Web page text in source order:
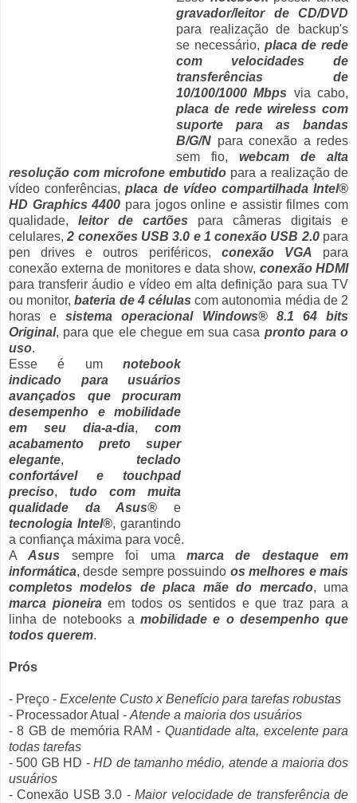
gravador/leitor de CD/DVD
para realização de backup's
se necessário, placa de rede
com velocidades de
transferências de
10/100/1000 Mbps via cabo,
placa de rede wireless com
suporte para as bandas
B/G/N para conexão a redes
sem fio, webcam de alta
resolução com microfone embutido para a realização de
vídeo conferências,placa de vídeo compartilhada Intel®
HD Graphics 4400 para jogos online e assistir filmes com
qualidade, leitor de cartões para câmeras digitais e
celulares,2 conexões USB 3.0 e 1 conexão USB 2.0para
pen drives e outros periféricos, conexão VGA para
conexão externa de monitores e data show, conexão HDMI
para transferir áudio e vídeo em alta definição para sua TV
ou monitor,bateria de 4 células com autonomia média de 2
horas esistema operacional Windows® 8.1 64 bits
Original, para que ele chegue em sua casa pronto para o
uso.
Esse é um notebook
indicado para usuários
avançados que procuram
desempenho e mobilidade
em seu dia-a-dia, com
acabamento preto super
elegante, teclado
confortável e touchpad
preciso, tudo com muita
qualidade da Asus® e
tecnologia Intel®, garantindo
a confiança máxima para você.
AAsus sempre foi uma marca de destaque em
informática, desde sempre possuindo os melhores e mais
completos modelos de placa mãe do mercado, uma
marca pioneiraem todos os sentidos e que traz para a
linha de notebooks a mobilidade e o desempenho que
todos querem.
Prós
- Preço - Excelente Custo x Benefício para tarefas robustas
- Processador Atual -Atende a maioria dos usuários
- 8 GB de memória RAM - Quantidade alta, excelente para
todas tarefas
- 500 GB HD -HD de tamanho médio, atende a maioria dos
usuários
- Conexão USB 3.0 -Maior velocidade de transferência de